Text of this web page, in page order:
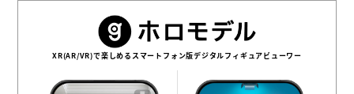
XR(AR/VR)で楽しめるスマートフォン版デジタルフィギュアビューワー